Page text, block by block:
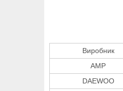
Виробник
AMP
DAEWOO